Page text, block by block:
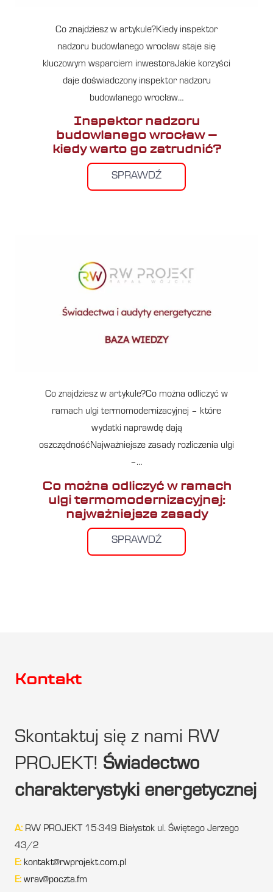
Co znajdziesz w artykule?Kiedy inspektor
nadzoru budowlanego wrocław staje się
kluczowym wsparciem inwestoraJakie korzyści
daje doświadczony inspektor nadzoru
budowlanego wrocław…
Inspektor nadzoru
budowlanego wrocław –
kiedy warto go zatrudnić?
SPRAWDŹ
Co znajdziesz w artykule?Co można odliczyć w
ramach ulgi termomodernizacyjnej – które
wydatki naprawdę dają
oszczędnośćNajważniejsze zasady rozliczenia ulgi
–…
Co można odliczyć w ramach
ulgi termomodernizacyjnej:
najważniejsze zasady
SPRAWDŹ
Kontakt
Skontaktuj się z nami RW
PROJEKT! Świadectwo
charakterystyki energetycznej
A: RW PROJEKT 15-349 Białystok ul. Świętego Jerzego
43/2
E: kontakt@rwprojekt.com.pl
E: wrav@poczta.fm